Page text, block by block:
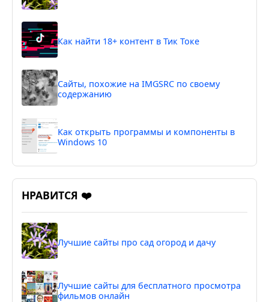
Как найти 18+ контент в Тик Токе
Сайты, похожие на IMGSRC по своему
содержанию
Как открыть программы и компоненты в
Windows 10
НРАВИТСЯ ❤️
Лучшие сайты про сад огород и дачу
Лучшие сайты для бесплатного просмотра
фильмов онлайн